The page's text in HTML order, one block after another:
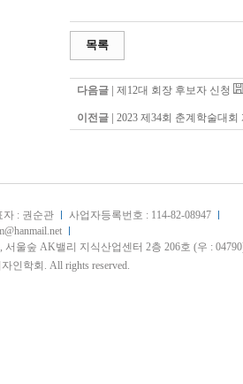
목록
다음글 | 제12대 회장 후보자 신청
이전글 | 2023 제34회 춘계학술대회
자 : 권순관
사업자등록번호 : 114-82-08947
울숲 AK밸리 지식산업센터 2층 206호 (우 :
인학회. All rights reserved.